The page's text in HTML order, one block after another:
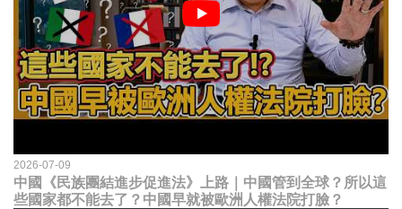
2026-07-09
中國《民族團結進步促進法》上路｜中國管到全球？所以這
些國家都不能去了？中國早就被歐洲人權法院打臉？